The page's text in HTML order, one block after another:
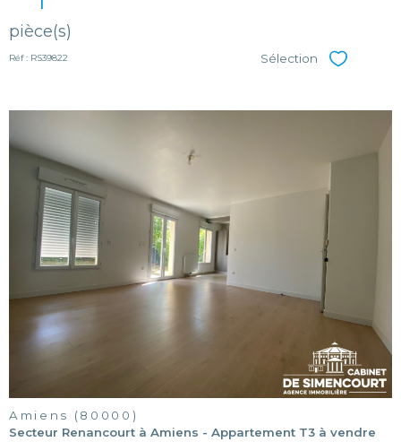
pièce(s)
Réf : RS39822 Sélection Sélectionner
voir le
bien
Amiens (80000)
Secteur Renancourt à Amiens - Appartement T3 à vendre